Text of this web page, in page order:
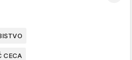
CECA